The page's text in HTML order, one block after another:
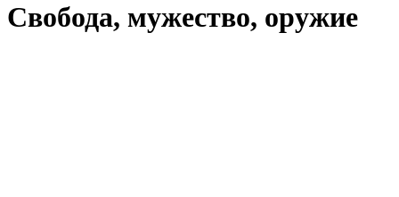
Свобода, мужество, оружие